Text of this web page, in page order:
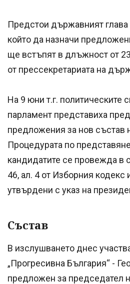
Предстои държавният
който да назначи
ще встъпят в длъжност от
от прессекретариата на
На 9 юни т.г. политическите
парламент представиха
предложения за нов състав
Процедурата по
кандидатите се провежда в
46, ал. 4 от Изборния кодекс
утвърдени с указ на
Състав
В изслушването днес
„Прогресивна България“ -
предложен за председател